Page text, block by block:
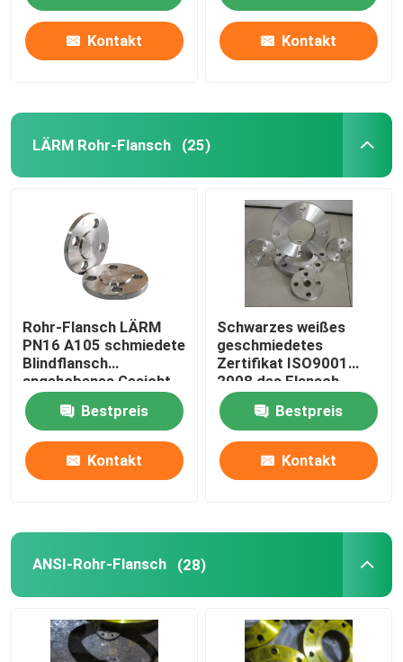
Startseite
Produkte
Über uns
Fabrik Tour
Kontakt
Referenzen
Kontakt Kontakt
LÄRM Rohr-Flansch (25)
Rohr-Flansch LÄRM
PN16 A105 schmiedete
Blindflansch
angehobenes Gesicht
Bestpreis
Kontakt
Schwarzes weißes
geschmiedetes
Zertifikat ISO9001
2008 des Flansch-
Gost-12820
Bestpreis
Kontakt
ANSI-Rohr-Flansch (28)